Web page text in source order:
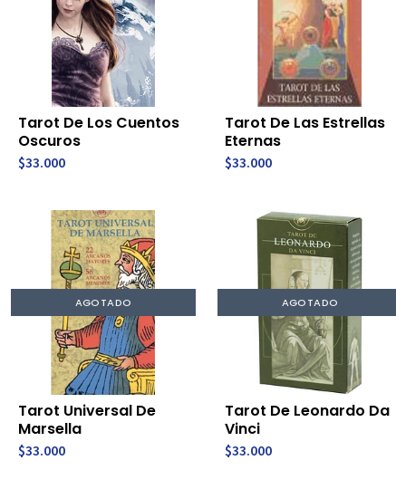
Tarot De Los Cuentos
Oscuros
$33.000
Tarot De Las Estrellas
Eternas
$33.000
AGOTADO
Tarot Universal De
Marsella
$33.000
AGOTADO
Tarot De Leonardo Da
Vinci
$33.000